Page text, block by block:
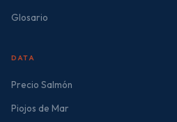
Glosario
DATA
Precio Salmón
Piojos de Mar